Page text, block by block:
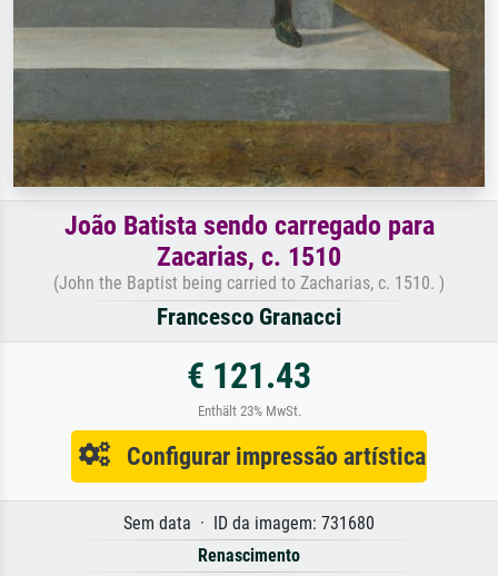
João Batista sendo carregado para
Zacarias, c. 1510
(John the Baptist being carried to Zacharias, c. 1510. )
Francesco Granacci
€ 121.43
Enthält 23% MwSt.
Configurar impressão artística
Sem data · ID da imagem: 731680
Renascimento